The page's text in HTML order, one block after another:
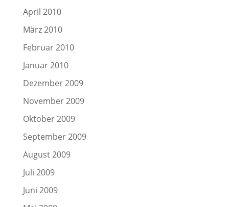
April 2010
März 2010
Februar 2010
Januar 2010
Dezember 2009
November 2009
Oktober 2009
September 2009
August 2009
Juli 2009
Juni 2009